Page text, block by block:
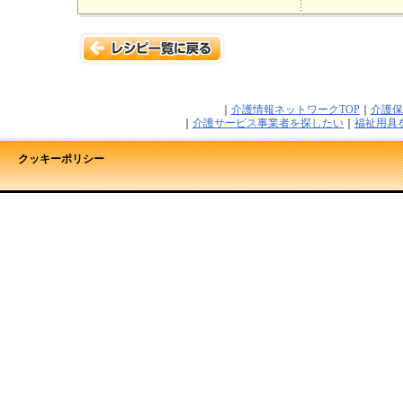
介護情報ネットワークTOP｜ 介護
介護サービス事業者を探したい 福祉用具
クッキーポリシー